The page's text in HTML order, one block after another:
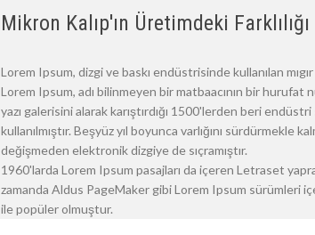
Mikron Kalıp'ın Üretimdeki Farklılığı
Lorem Ipsum, dizgi ve baskı endüstrisinde kullanılan
Lorem Ipsum, adı bilinmeyen bir matbaacının bir hurufat
yazı galerisini alarak karıştırdığı 1500'lerden beri
kullanılmıştır. Beşyüz yıl boyunca varlığını sürdürmekle
değişmeden elektronik dizgiye de sıçramıştır.
1960'larda Lorem Ipsum pasajları da içeren Letraset
zamanda Aldus PageMaker gibi Lorem Ipsum sürümleri
ile popüler olmuştur.